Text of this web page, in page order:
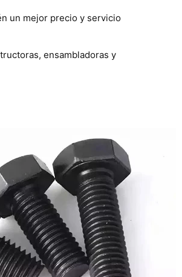
un mejor precio y servicio
ensambladoras y